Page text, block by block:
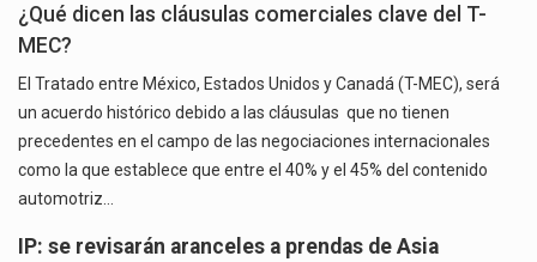
¿Qué dicen las cláusulas comerciales clave del T-
MEC?
El Tratado entre México, Estados Unidos y Canadá (T-MEC), será
un acuerdo histórico debido a las cláusulas que no tienen
precedentes en el campo de las negociaciones internacionales
como la que establece que entre el 40% y el 45% del contenido
automotriz…
IP: se revisarán aranceles a prendas de Asia